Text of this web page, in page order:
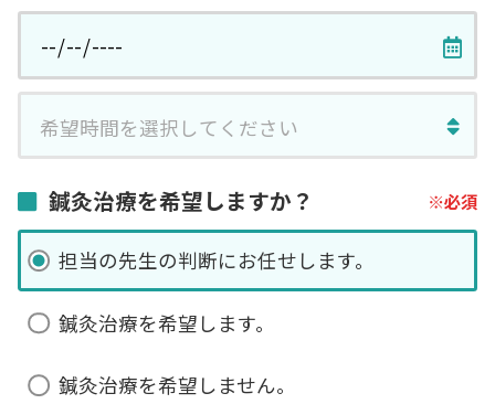
鍼灸治療を希望しますか？
担当の先生の判断にお任せします。
鍼灸治療を希望します。
鍼灸治療を希望しません。